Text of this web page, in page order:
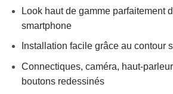
Look haut de gamme parfaitement
smartphone
Installation facile grâce au contour
Connectiques, caméra, haut-
boutons redessinés